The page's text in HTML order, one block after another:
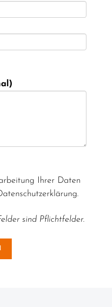
Ihrer Daten
.
sind Pflichtfelder.